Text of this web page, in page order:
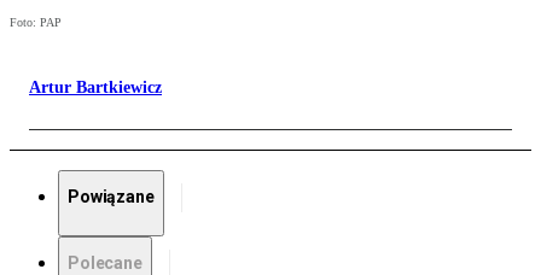
Foto: PAP
Artur Bartkiewicz
Powiązane
Polecane